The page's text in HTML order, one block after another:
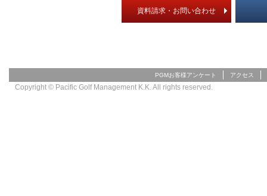
資料請求・お問い合わせ
PGMお客様アンケート アクセス
Copyright © Pacific Golf Management K.K. All rights reserved.